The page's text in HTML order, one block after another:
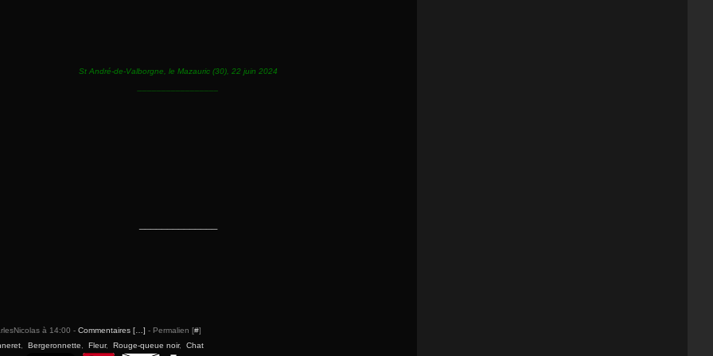
St André-de-Valborgne, le Mazauric (30), 22 juin 2024
à 14:00 - Commentaires [ ] - Permalien [#]
Bergeronnette Fleur, Rouge-queue noir, Chat